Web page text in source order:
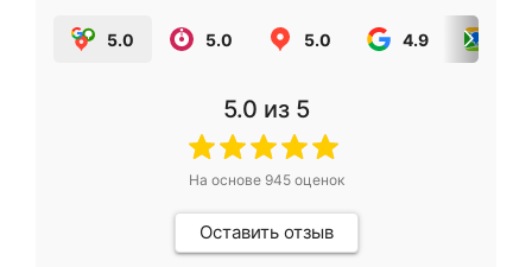
5.0 5.0 5.0 4.9
5.0 из 5
На основе 945оценок
Оставить отзыв